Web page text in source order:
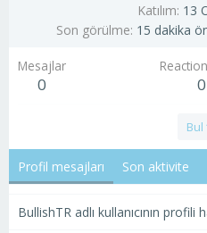
Katılım 13
Son görülme 15 dakika
Mesajlar
0 0
Bul
Profil mesajları Son aktivite
BullishTR adlı kullanıcının